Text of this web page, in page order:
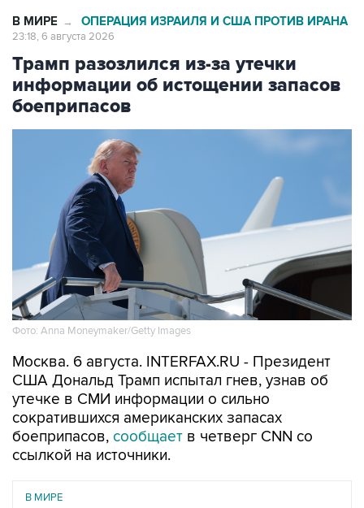
В МИРЕ → ОПЕРАЦИЯ ИЗРАИЛЯ И США ПРОТИВ ИРАНА
23:18, 6 августа 2026
Трамп разозлился из-за утечки
информации об истощении запасов
боеприпасов
Фото: Anna Moneymaker/Getty Images
Москва. 6 августа. INTERFAX.RU - Президент
США Дональд Трамп испытал гнев, узнав об
утечке в СМИ информации о сильно
сократившихся американских запасах
боеприпасов, сообщает в четверг CNN со
ссылкой на источники.
В МИРЕ